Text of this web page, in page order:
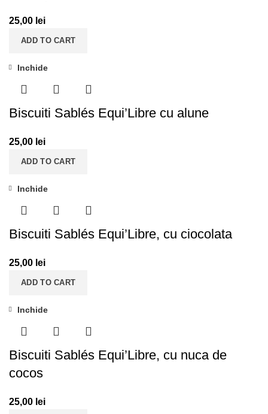
25,00 lei
ADD TO CART
Inchide
Biscuiti Sablés Equi’Libre cu alune
25,00 lei
ADD TO CART
Inchide
Biscuiti Sablés Equi’Libre, cu ciocolata
25,00 lei
ADD TO CART
Inchide
Biscuiti Sablés Equi’Libre, cu nuca de
cocos
25,00 lei